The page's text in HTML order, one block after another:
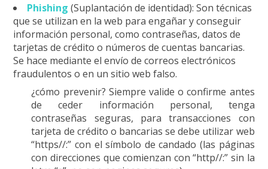
Phishing(Suplantación de identidad): Son técnicas
que se utilizan en la web para engañar y conseguir
información personal, como contraseñas, datos de
tarjetas de crédito o números de cuentas bancarias.
Se hace mediante el envío de correos electrónicos
fraudulentos o en un sitio web falso.
¿cómo prevenir? Siempre valide o confirme antes
de ceder información personal, tenga
contraseñas seguras, para transacciones con
tarjeta de crédito o bancarias se debe utilizar web
“https//:” con el símbolo de candado (las páginas
con direcciones que comienzan con “http//:” sin la